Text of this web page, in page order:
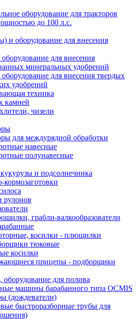
оборудование для тракторов
до 100 л.с.
и оборудование для внесения
для внесения
минеральных удобрений
для внесения твердых
удобрений
техника
камней
чизели
для междурядной обработки
навесные
полунавесные
и подсолнечника
кормозаготовки
рулонов
грабли-валкообразователи
косилки - плющилки
тюковые
косилки
прицепы - подборщики
для полива
машины барабанного типа OCMIS
(дождеватели)
быстроразборные трубы для